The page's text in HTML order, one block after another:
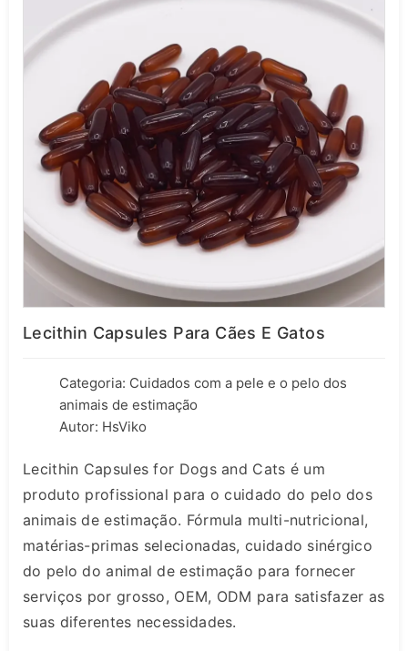
Lecithin Capsules Para Cães E Gatos
Categoria: Cuidados com a pele e o pelo dos
animais de estimação
Autor: HsViko
Lecithin Capsules for Dogs and Cats é um
produto profissional para o cuidado do pelo dos
animais de estimação. Fórmula multi-nutricional,
matérias-primas selecionadas, cuidado sinérgico
do pelo do animal de estimação para fornecer
serviços por grosso, OEM, ODM para satisfazer as
suas diferentes necessidades.